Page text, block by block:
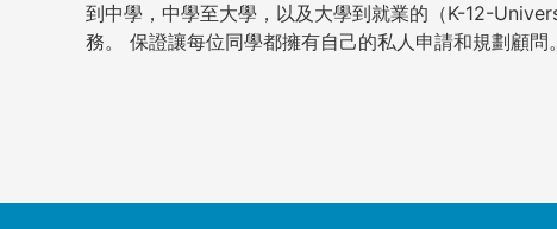
到中學，中學至大學，以及大學到就業的（K-12-
務。 保證讓每位同學都擁有自己的私人申請和規劃顧問。